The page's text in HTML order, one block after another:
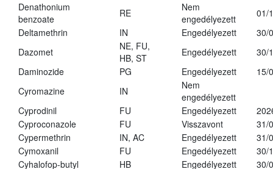
Denathonium
benzoate
RE
Nem
engedélyezett
01/
Deltamethrin
IN Engedélyezett
30/
Dazomet
NE, FU,
HB, ST
Engedélyezett
30/
Daminozide
PG Engedélyezett
15/
Cyromazine
IN
Nem
engedélyezett
Cyprodinil
FU Engedélyezett
Cyproconazole
FU Visszavont
31/
Cypermethrin
IN, AC Engedélyezett
31/
Cymoxanil
FU Engedélyezett
30/
Cyhalofop-butyl
HB Engedélyezett
30/